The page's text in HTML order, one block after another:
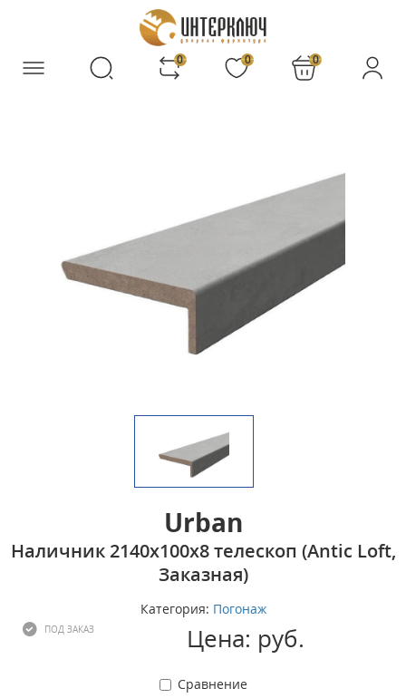
0 0 0
Urban
Наличник 2140х100х8 телескоп (Antic Loft,
Заказная)
Категория: Погонаж
ПОД ЗАКАЗ Цена: руб.
Сравнение